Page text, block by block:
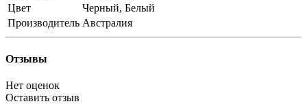
Цвет
Черный, Белый
Производитель Австралия
Отзывы
Нет оценок
Оставить отзыв